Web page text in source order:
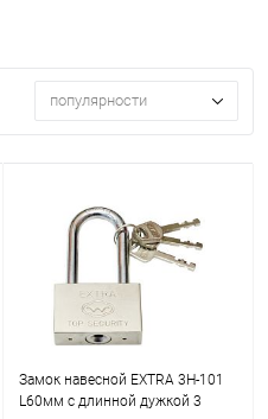
популярности
Замок навесной EXTRA 3H-101
L60мм с длинной дужкой 3